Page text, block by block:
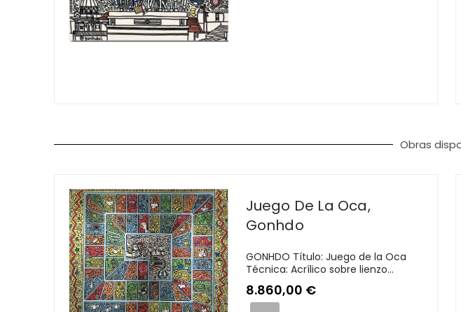
Obras
Juego De La Oca,
Gonhdo
GONHDO Título: Juego de la Oca
Técnica: Acrílico sobre lienzo...
8.860,00 €